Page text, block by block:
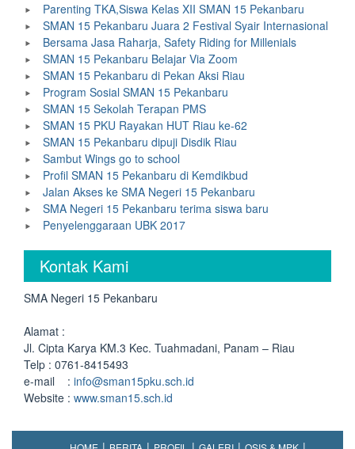
Parenting TKA,Siswa Kelas XII SMAN 15 Pekanbaru
SMAN 15 Pekanbaru Juara 2 Festival Syair Internasional
Bersama Jasa Raharja, Safety Riding for Millenials
SMAN 15 Pekanbaru Belajar Via Zoom
SMAN 15 Pekanbaru di Pekan Aksi Riau
Program Sosial SMAN 15 Pekanbaru
SMAN 15 Sekolah Terapan PMS
SMAN 15 PKU Rayakan HUT Riau ke-62
SMAN 15 Pekanbaru dipuji Disdik Riau
Sambut Wings go to school
Profil SMAN 15 Pekanbaru di Kemdikbud
Jalan Akses ke SMA Negeri 15 Pekanbaru
SMA Negeri 15 Pekanbaru terima siswa baru
Penyelenggaraan UBK 2017
Kontak Kami
SMA Negeri 15 Pekanbaru
Alamat :
Jl. Cipta Karya KM.3 Kec. Tuahmadani, Panam – Riau
Telp : 0761-8415493
e-mail : info@sman15pku.sch.id
Website : www.sman15.sch.id